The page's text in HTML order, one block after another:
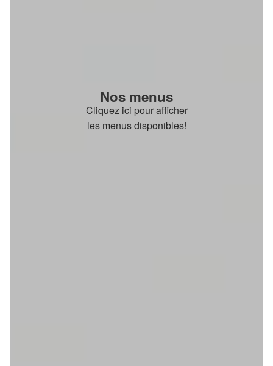
Nos menus
Cliquez ici pour afficher
les menus disponibles!